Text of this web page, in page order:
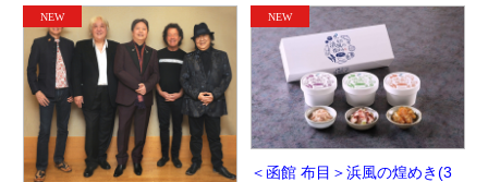
＜函館 布目＞浜風の煌めき(3